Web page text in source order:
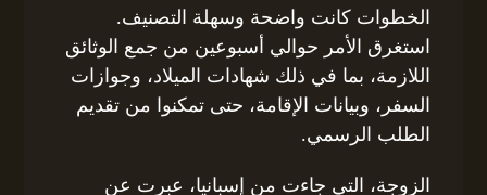
الخطوات كانت واضحة وسهلة التصنيف.
استغرق الأمر حوالي أسبوعين من جمع الوثائق
اللازمة، بما في ذلك شهادات الميلاد، وجوازات
السفر، وبيانات الإقامة، حتى تمكنوا من تقديم
الطلب الرسمي.
الزوجة، التي جاءت من إسبانيا، عبرت عن